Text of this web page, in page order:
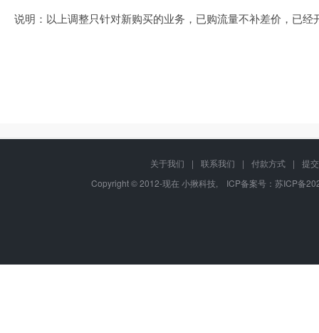
说明： 以上调整只针对新购买的业务， 已购流量不补差价， 已经
关于我们 | 联系我们 | 付款方式 |
提
Copyright © 2012-现在 小揪科技, ICP备案号： 苏ICP备